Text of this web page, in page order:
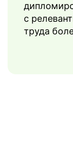
с
труда